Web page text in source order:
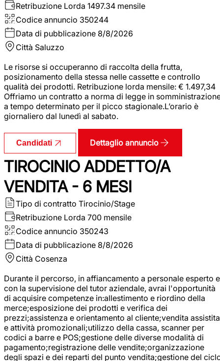
Retribuzione Lorda 1497.34 mensile
Codice annuncio 350244
Data di pubblicazione 8/8/2026
Città Saluzzo
Le risorse si occuperanno di raccolta della frutta,
posizionamento della stessa nelle cassette e controllo
qualità dei prodotti. Retribuzione lorda mensile: € 1.497,34
Offriamo un contratto a norma di legge in
a tempo determinato per il picco stagionale.L’orario è
giornaliero dal lunedì al sabato.
Candidati Dettaglio annuncio
TIROCINIO ADDETTO/A
VENDITA - 6 MESI
Tipo di contratto Tirocinio/Stage
Retribuzione Lorda 700 mensile
Codice annuncio 350243
Data di pubblicazione 8/8/2026
Città Cosenza
Durante il percorso, in affiancamento a personale esperto e
con la supervisione del tutor aziendale, avrai l'opportunità
di acquisire competenze in:allestimento e riordino della
merce;esposizione dei prodotti e verifica dei
prezzi;assistenza e orientamento al cliente;vendita assistita
e attività promozionali;utilizzo della cassa, scanner per
codici a barre e POS;gestione delle diverse modalità di
pagamento;registrazione delle vendite;organizzazione
degli spazi e dei reparti del punto vendita;gestione del